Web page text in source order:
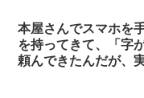
本屋さんでスマホを
を持ってきて、「字
頼んできたんだが、